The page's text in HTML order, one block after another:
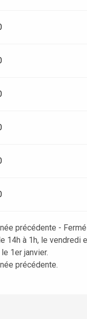
précédente -
14h à 1h, le vendredi
1er janvier.
précédente.